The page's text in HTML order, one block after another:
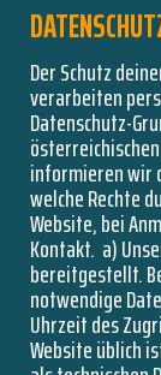
Der Schutz
verarbeiten
Datenschutz-
informieren wir
welche Rechte
Website, bei
Kontakt. a)
bereitgestellt.
notwendige
Uhrzeit des
Website üblich